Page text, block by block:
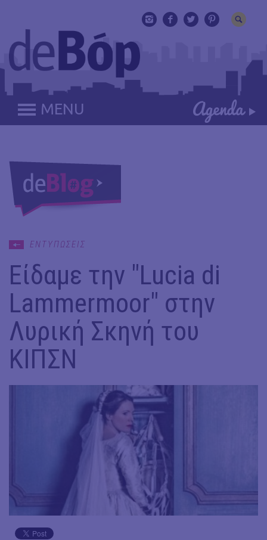
MENU
ΕΝΤΥΠΩΣΕΙΣ
Είδαμε την "Lucia di
Lammermoor" στην
Λυρική Σκηνή του
ΚΙΠΣΝ